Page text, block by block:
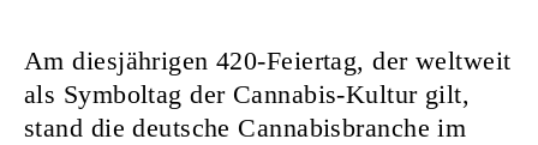
Am diesjährigen 420-Feiertag, der weltweit
als Symboltag der Cannabis-Kultur gilt,
stand die deutsche Cannabisbranche im